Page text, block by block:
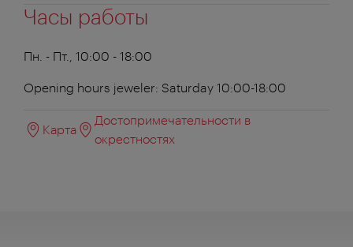
Часы работы
Пн. - Пт., 10:00 - 18:00
Opening hours jeweler: Saturday 10:00-18:00
Карта
Достопримечательности в
окрестностях